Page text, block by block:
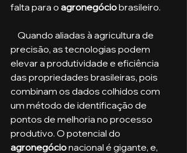
falta para o agronegócio brasileiro.
precisão, as tecnologias podem
elevar a produtividade e eficiência
das propriedades brasileiras, pois
combinam os dados colhidos com
um método de identificação de
pontos de melhoria no processo
produtivo. O potencial do
agronegócio nacional é gigante, e,